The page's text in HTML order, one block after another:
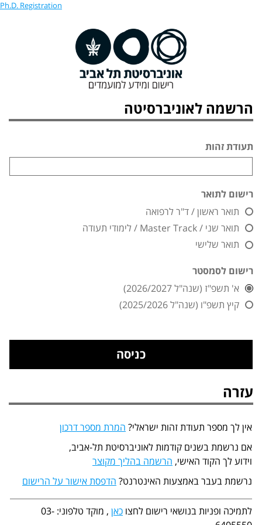
Ph.D. Registration
הרשמה לאוניברסיטה
תעודת זהות
רישום לתואר
תואר ראשון / ד"ר לרפואה
תואר שני / Master Track / לימודי תעודה
תואר שלישי
רישום לסמסטר
א' תשפ"ז (שנה"ל 2026/2027)
קיץ תשפ"ו (שנה"ל 2025/2026)
עזרה
אין לך מספר תעודת זהות ישראלי? המרת מספר דרכון
אם נרשמת בשנים קודמות לאוניברסיטת תל-אביב,
וידוע לך הקוד האישי, הרשמה בהליך מקוצר
נרשמת בעבר באמצעות האינטרנט? הדפסת אישור על הרישום
לתמיכה ופניות בנושאי רישום לחצו כאן
, מוקד טלפוני: 03-